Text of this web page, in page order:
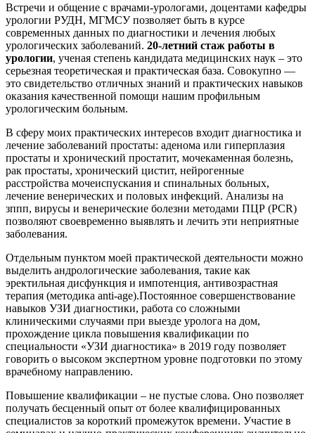
Встречи и общение с врачами-урологами, доцентами кафедры
урологии РУДН, МГМСУ позволяет быть в курсе
современных данных по диагностики и лечения любых
урологических заболеваний. 20-летний стаж работы в
урологии, ученая степень кандидата медицинских наук – это
серьезная теоретическая и практическая база. Совокупно —
это свидетельство отличных знаний и практических навыков
оказания качественной помощи нашим профильным
урологическим больным.
В сферу моих практических интересов входит диагностика и
лечение заболеваний простаты: аденома или гиперплазия
простаты и хронический простатит, мочекаменная болезнь,
рак простаты, хронический цистит, нейрогенные
расстройства мочеиспускания и спинальных больных,
лечение венерических и половых инфекций. Анализы на
зппп, вирусы и венерические болезни методами ПЦР (PCR)
позволяют своевременно выявлять и лечить эти неприятные
заболевания.
Отдельным пунктом моей практической деятельности можно
выделить андрологические заболевания, такие как
эректильная дисфункция и импотенция, антивозрастная
терапия (методика anti-age).Постоянное совершенствование
навыков УЗИ диагностики, работа со сложными
клиническими случаями при выезде уролога на дом,
прохождение цикла повышения квалификации по
специальности «УЗИ диагностика» в 2019 году позволяет
говорить о высоком экспертном уровне подготовки по этому
врачебному направлению.
Повышение квалификации – не пустые слова. Оно позволяет
получать бесценный опыт от более квалифицированных
специалистов за короткий промежуток времени. Участие в